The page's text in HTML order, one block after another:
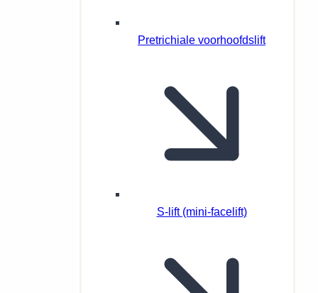
Pretrichiale voorhoofdslift
S-lift (mini-facelift)